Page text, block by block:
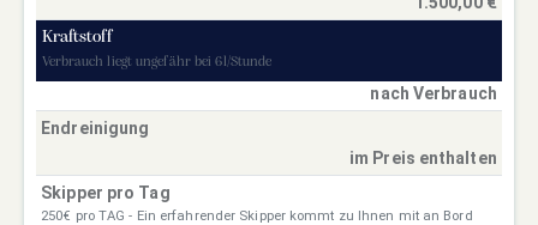
Kraftstoff
Verbrauch liegt ungefähr bei 6l/Stunde
nach Verbrauch
Endreinigung
im Preis enthalten
Skipper pro Tag
250€ pro TAG - Ein erfahrender Skipper kommt zu Ihnen mit an Bord